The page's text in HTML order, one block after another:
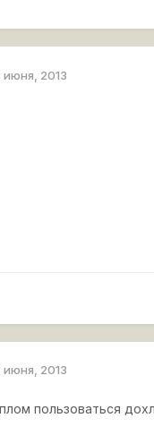
июня, 2013
июня, 2013
пользоваться